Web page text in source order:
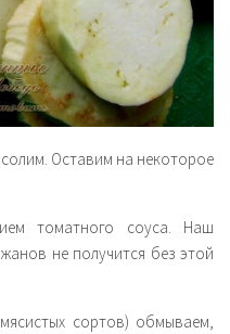
Оставим на некоторое
томатного соуса. Наш
не получится без этой
сортов) обмываем,